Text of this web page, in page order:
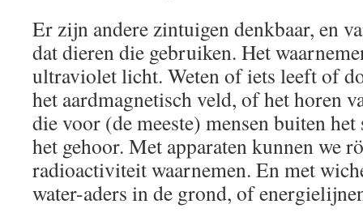
Er zijn andere zintuigen denkbaar, en
dat dieren die gebruiken. Het
ultraviolet licht. Weten of iets leeft of
het aardmagnetisch veld, of het horen
die voor (de meeste) mensen buiten
het gehoor. Met apparaten kunnen we
radioactiviteit waarnemen. En met
water-aders in de grond, of